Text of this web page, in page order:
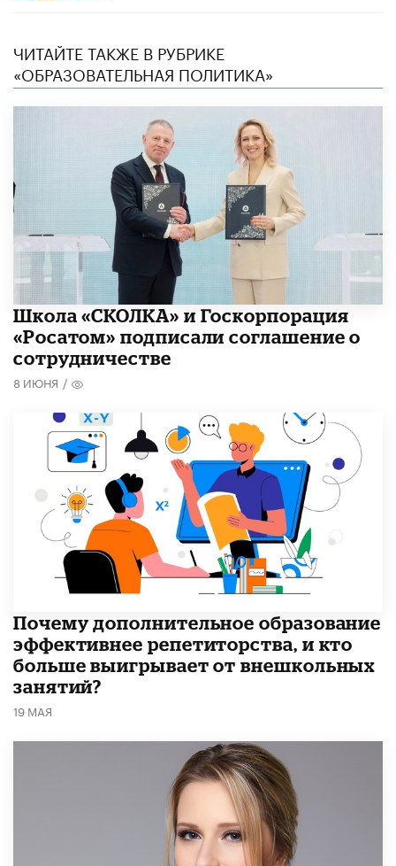
ЧИТАЙТЕ ТАКЖЕ В РУБРИКЕ
«ОБРАЗОВАТЕЛЬНАЯ ПОЛИТИКА»
Школа «СКОЛКА» и Госкорпорация
«Росатом» подписали соглашение о
сотрудничестве
8 ИЮНЯ /
​Почему дополнительное образование
эффективнее репетиторства, и кто
больше выигрывает от внешкольных
занятий?
19 МАЯ